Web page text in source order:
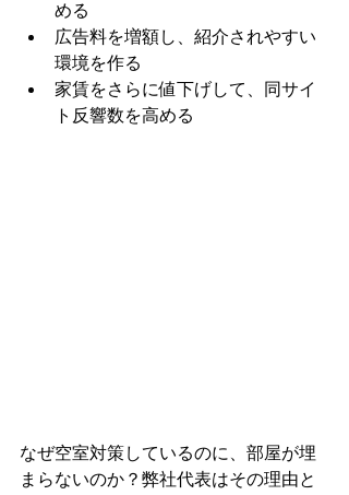
める
広告料を増額し、紹介されやすい
環境を作る
家賃をさらに値下げして、同サイ
ト反響数を高める
なぜ空室対策しているのに、部屋が埋
まらないのか？弊社代表はその理由と